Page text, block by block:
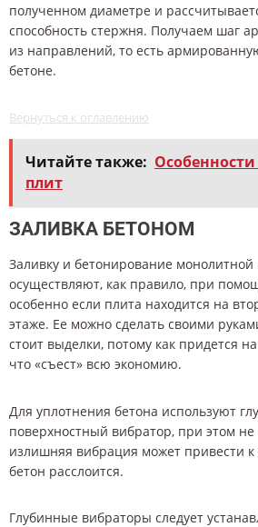
полученном диаметре и
способность стержня. Получаем шаг
из направлений, то есть
бетоне.
Вернуться к оглавлению
Читайте также:
плит
ЗАЛИВКА БЕТОНОМ
Заливку и бетонирование
осуществляют, как правило, при
особенно если плита находится на
этаже. Ее можно сделать своими
стоит выделки, потому как придется
что «съест» всю экономию.
Для уплотнения бетона используют
поверхностный вибратор, при этом не
излишняя вибрация может привести к
бетон расслоится.
Глубинные вибраторы следует